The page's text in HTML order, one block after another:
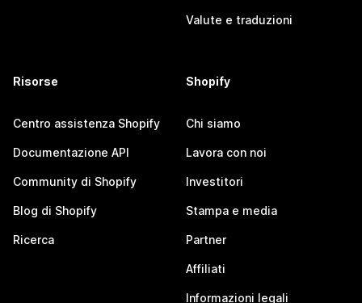
Valute e traduzioni
Risorse
Centro assistenza Shopify
Documentazione API
Community di Shopify
Blog di Shopify
Ricerca
Shopify
Chi siamo
Lavora con noi
Investitori
Stampa e media
Partner
Affiliati
Informazioni legali